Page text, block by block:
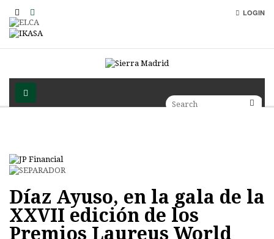
LOGIN
Díaz Ayuso, en la gala de la
XXVII edición de los
Premios Laureus World